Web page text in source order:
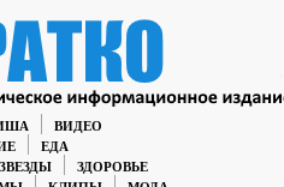
ВИДЕО
ЕДА
ЗВЕЗДЫ
ЗДОРОВЬЕ